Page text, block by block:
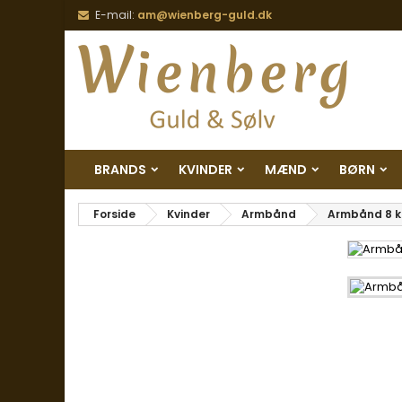
E-mail: am@wienberg-guld.dk
BRANDS KVINDER MÆND BØRN
Forside Kvinder Armbånd Armbånd 8